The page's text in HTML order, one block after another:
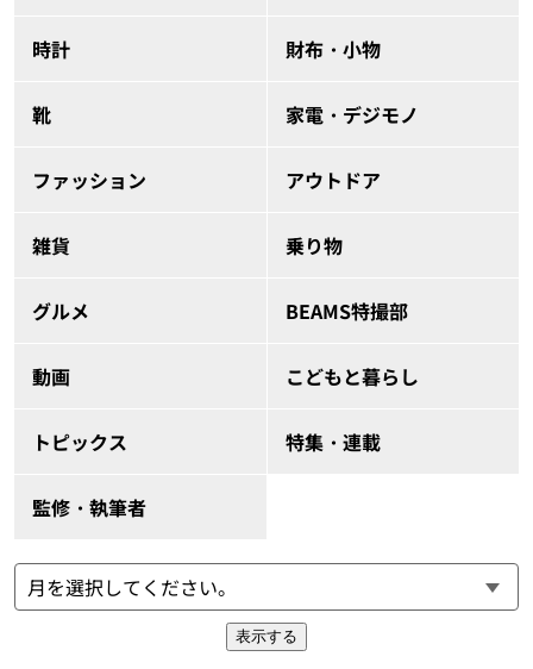
時計 財布・小物
靴 家電・デジモノ
ファッション アウトドア
雑貨 乗り物
グルメ BEAMS特撮部
動画 こどもと暮らし
トピックス 特集・連載
監修・執筆者
表示する